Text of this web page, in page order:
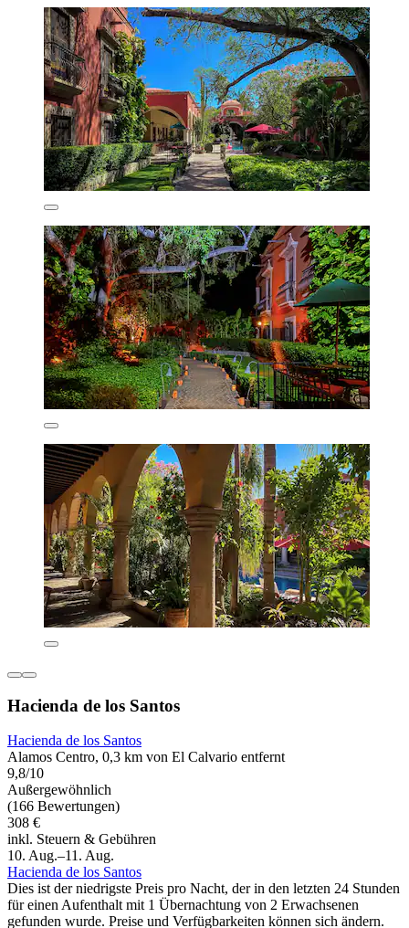
Hacienda de los Santos
Hacienda de los Santos
Alamos Centro, 0,3 km von El Calvario entfernt
9,8/10
Außergewöhnlich
(166 Bewertungen)
308 €
inkl. Steuern & Gebühren
10. Aug.–11. Aug.
Hacienda de los Santos
Dies ist der niedrigste Preis pro Nacht, der in den letzten 24 Stunden
für einen Aufenthalt mit 1 Übernachtung von 2 Erwachsenen
gefunden wurde. Preise und Verfügbarkeiten können sich ändern.